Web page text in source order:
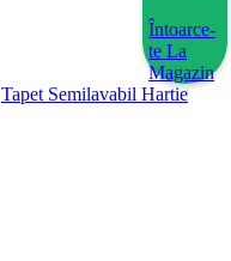
Întoarce-
te La
Magazin
Tapet Semilavabil Hartie